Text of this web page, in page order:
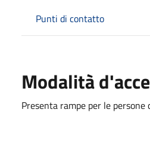
Punti di contatto
Modalità
Presenta rampe per le persone